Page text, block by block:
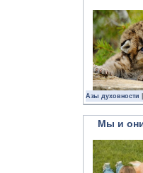
Азы духовности
Мы и